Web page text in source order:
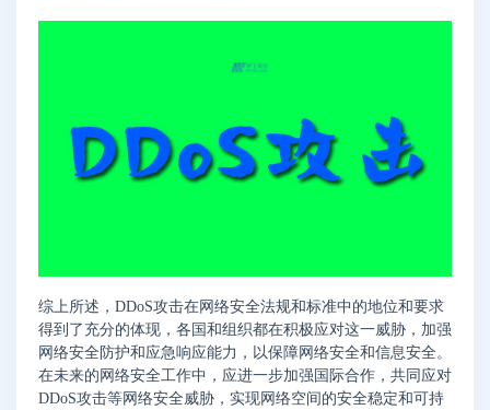
综上所述，DDoS攻击在网络安全法规和标准中的地位和要求
得到了充分的体现，各国和组织都在积极应对这一威胁，加强
网络安全防护和应急响应能力，以保障网络安全和信息安全。
在未来的网络安全工作中，应进一步加强国际合作，共同应对
DDoS攻击等网络安全威胁，实现网络空间的安全稳定和可持